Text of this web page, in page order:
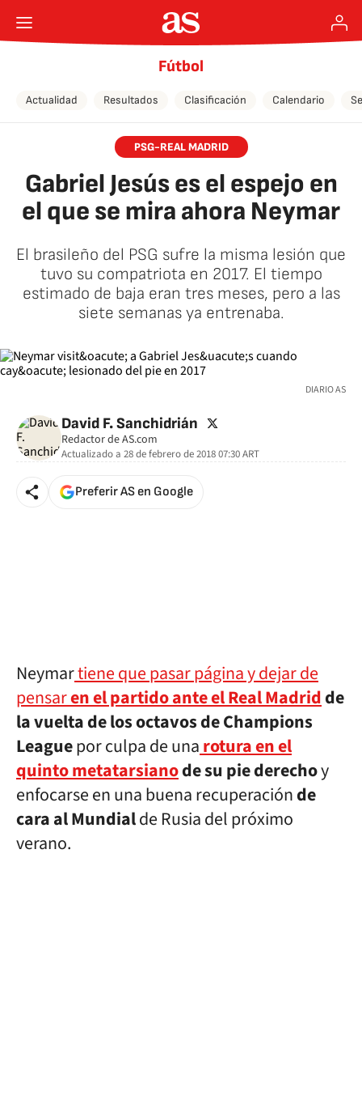
Fútbol
Actualidad Resultados Clasificación Calendario
PSG-REAL MADRID
Gabriel Jesús es el espejo en
el que se mira ahora Neymar
El brasileño del PSG sufre la misma lesión que
tuvo su compatriota en 2017. El tiempo
estimado de baja eran tres meses, pero a las
siete semanas ya entrenaba.
DIARIO AS
David F. Sanchidrián twitter
Redactor de AS.com
Actualizado a 28 de febrero de 2018 07:30ART
Preferir AS en Google
Neymartiene que pasar página y dejar de
pensaren el partido ante el Real Madridde
la vuelta de los octavos de Champions
Leaguepor culpa de unarotura en el
quinto metatarsianode su pie derechoy
enfocarse en una buena recuperaciónde
cara al Mundialde Rusia del próximo
verano.